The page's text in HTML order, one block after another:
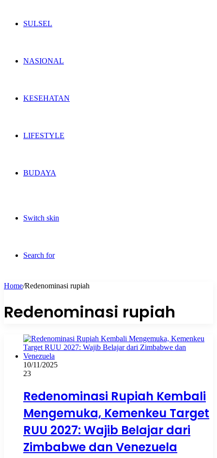
SULSEL
NASIONAL
KESEHATAN
LIFESTYLE
BUDAYA
Switch skin
Search for
Home/Redenominasi rupiah
Redenominasi rupiah
10/11/2025
23
Redenominasi Rupiah Kembali
Mengemuka, Kemenkeu Target
RUU 2027: Wajib Belajar dari
Zimbabwe dan Venezuela